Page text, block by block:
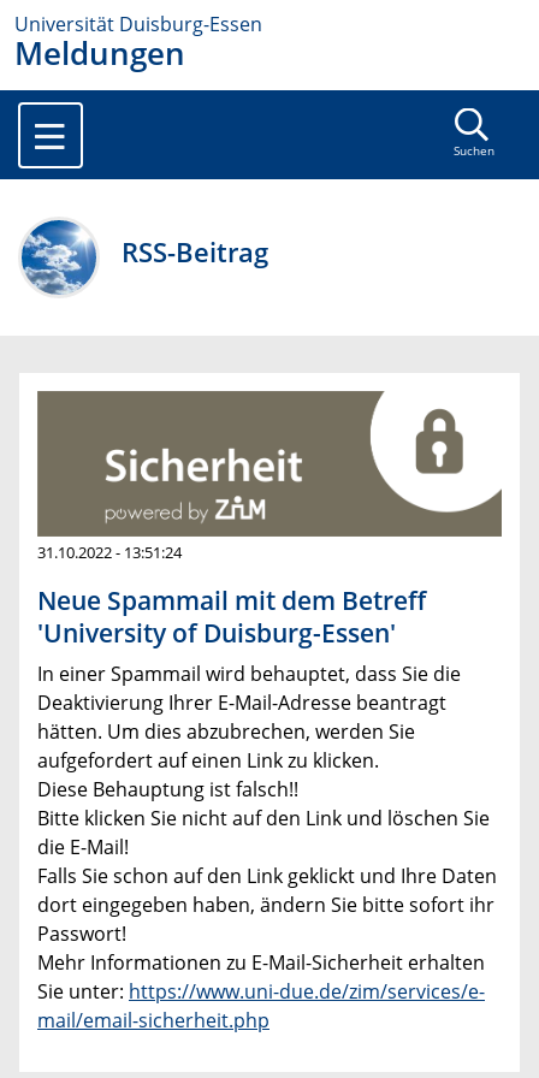
Universität Duisburg-Essen
Meldungen
Suchen
RSS-Beitrag
31.10.2022 - 13:51:24
Neue Spammail mit dem Betreff
'University of Duisburg-Essen'
In einer Spammail wird behauptet, dass Sie die
Deaktivierung Ihrer E-Mail-Adresse beantragt
hätten. Um dies abzubrechen, werden Sie
aufgefordert auf einen Link zu klicken.
Diese Behauptung ist falsch!!
Bitte klicken Sie nicht auf den Link und löschen Sie
die E-Mail!
Falls Sie schon auf den Link geklickt und Ihre Daten
dort eingegeben haben, ändern Sie bitte sofort ihr
Passwort!
Mehr Informationen zu E-Mail-Sicherheit erhalten
Sie unter: https://www.uni-due.de/zim/services/e-
mail/email-sicherheit.php